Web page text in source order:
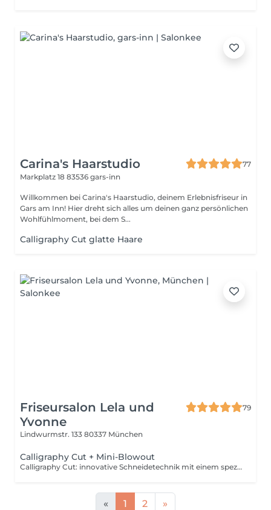
Carina's Haarstudio
77
Markplatz 18 83536 gars-inn
Willkommen bei Carina's Haarstudio, deinem Erlebnisfriseur in
Gars am Inn! Hier dreht sich alles um deinen ganz persönlichen
Wohlfühlmoment, bei dem S...
Calligraphy Cut glatte Haare
Friseursalon Lela und
Yvonne
79
Lindwurmstr. 133 80337 München
Calligraphy Cut + Mini-Blowout
Calligraphy Cut: innovative Schneidetechnik mit einem speziellen Tool (wie ein Stift), das Ihre Haarspitzen im 21 Grad Winkel schräg abschneidet. Ergebnis: mehr Fülle & Sprungkraft, glänzende, gesunde Haare und deutlich weniger Spliss. Besonders effektiv für feines, strapaziertes oder lockiges Haar. Diese Option beinhaltet nur ein klassisches Föhnen/Trocknen. Hinweis: Preis richtet sich nach Aufwand und Zeit. Extravagantes Föhnen und Styling werden gesondert berechnet. Bei erhöhten Zeitaufwand als die ursprünglich gebuchte Servicedauer, müssen sie mit einem Preisaufschlag rechnen.
« 1 2 »